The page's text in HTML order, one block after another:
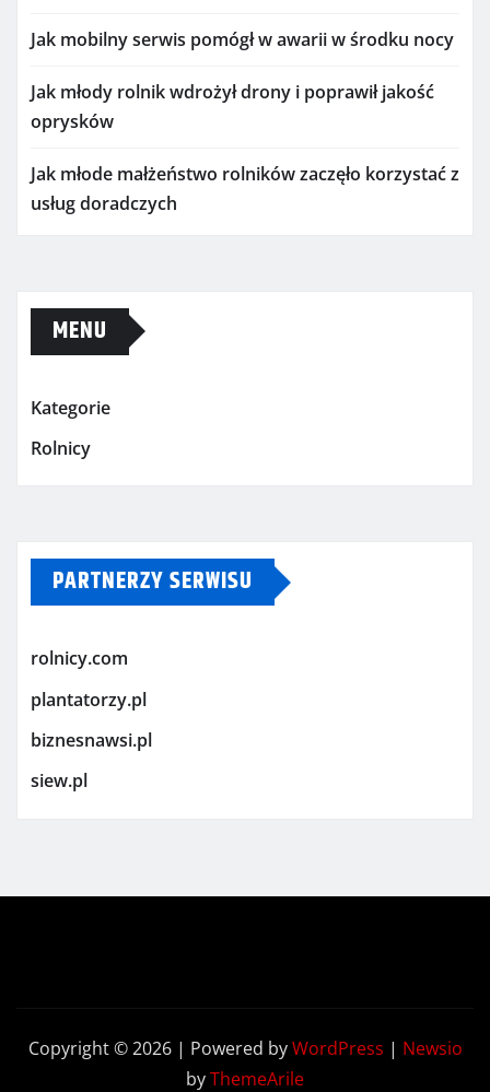
Jak mobilny serwis pomógł w awarii w środku nocy
Jak młody rolnik wdrożył drony i poprawił jakość
oprysków
Jak młode małżeństwo rolników zaczęło korzystać z
usług doradczych
MENU
Kategorie
Rolnicy
PARTNERZY SERWISU
rolnicy.com
plantatorzy.pl
biznesnawsi.pl
siew.pl
Copyright © 2026 | Powered byWordPress | Newsio
byThemeArile